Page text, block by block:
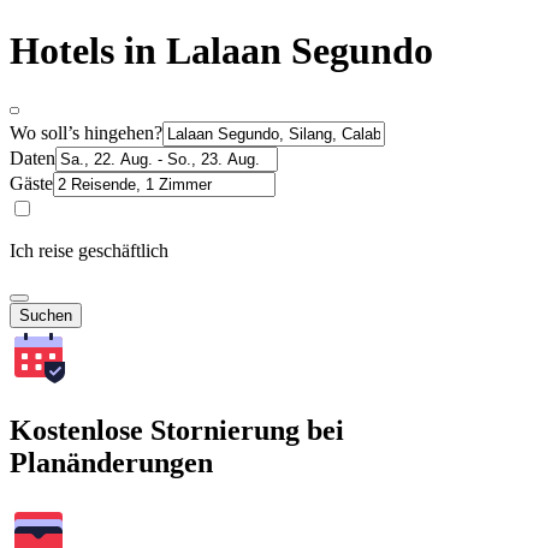
Hotels in Lalaan Segundo
Wo soll’s hingehen?
Daten
Gäste
Ich reise geschäftlich
Suchen
Kostenlose Stornierung bei
Planänderungen